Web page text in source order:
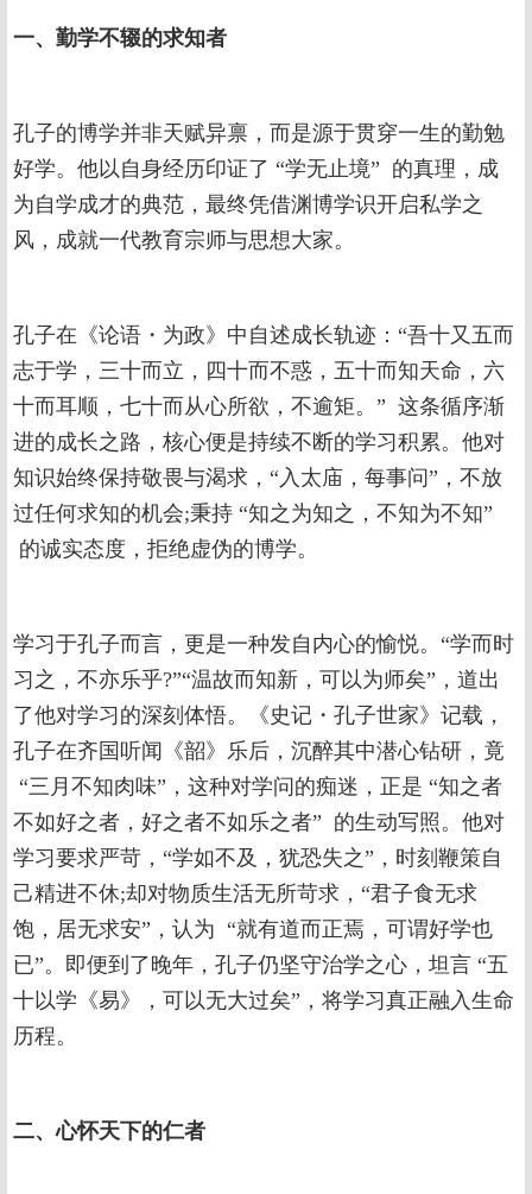
一、勤学不辍的求知者
孔子的博学并非天赋异禀，而是源于贯穿一生的勤勉
好学。他以自身经历印证了 “学无止境” 的真理，成
为自学成才的典范，最终凭借渊博学识开启私学之
风，成就一代教育宗师与思想大家。
孔子在《论语・为政》中自述成长轨迹：“吾十又五而
志于学，三十而立，四十而不惑，五十而知天命，六
十而耳顺，七十而从心所欲，不逾矩。” 这条循序渐
进的成长之路，核心便是持续不断的学习积累。他对
知识始终保持敬畏与渴求，“入太庙，每事问”，不放
过任何求知的机会;秉持 “知之为知之，不知为不知”
的诚实态度，拒绝虚伪的博学。
学习于孔子而言，更是一种发自内心的愉悦。“学而时
习之，不亦乐乎?”“温故而知新，可以为师矣”，道出
了他对学习的深刻体悟。《史记・孔子世家》记载，
孔子在齐国听闻《韶》乐后，沉醉其中潜心钻研，竟
“三月不知肉味”，这种对学问的痴迷，正是 “知之者
不如好之者，好之者不如乐之者” 的生动写照。他对
学习要求严苛，“学如不及，犹恐失之”，时刻鞭策自
己精进不休;却对物质生活无所苛求，“君子食无求
饱，居无求安”，认为 “就有道而正焉，可谓好学也
已”。即便到了晚年，孔子仍坚守治学之心，坦言 “五
十以学《易》，可以无大过矣”，将学习真正融入生命
历程。
二、心怀天下的仁者